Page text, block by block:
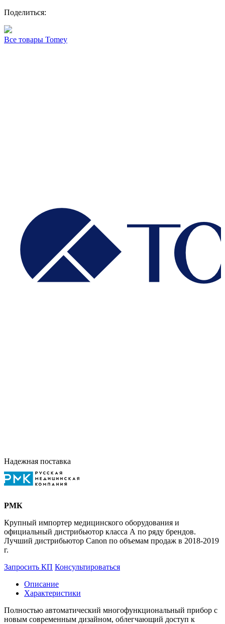
Поделиться:
Все товары Tomey
Надежная поставка
РМК
Крупный импортер медицинского оборудования и
официальный дистрибьютор класса А по ряду брендов.
Лучший дистрибьютор Canon по объемам продаж в 2018-2019
г.
Запросить КП Консультироваться
Описание
Характеристики
Полностью автоматический многофункциональный прибор с
новым современным дизайном, облегчающий доступ к